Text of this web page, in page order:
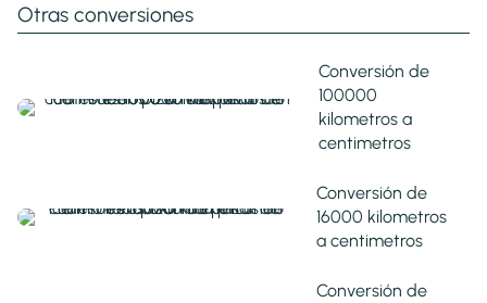
Otras conversiones
Conversión de
100000
kilometros a
centimetros
Conversión de
16000 kilometros
a centimetros
Conversión de